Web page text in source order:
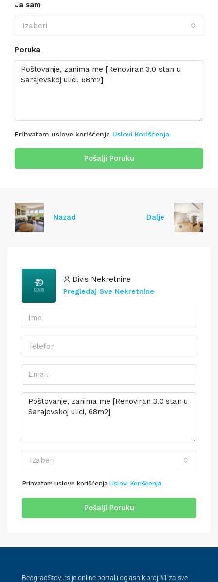
Ja sam
Izaberi
Poruka
Prihvatam uslove korišćenja Uslovi Korišćenja
Pošalji Poruku
Nazad Dalje
Divis Nekretnine
Pregledaj Sve Nekretnine
Izaberi
Prihvatam uslove korišćenja Uslovi Korišćenja
Pošalji Poruku
BeogradStovi.rs je online portal i oglasnik broj #1 za sve